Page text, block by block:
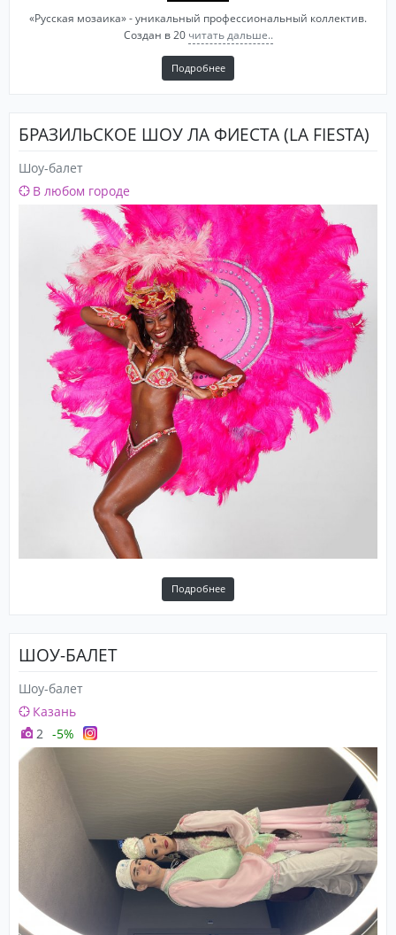
«Русская мозаика» - уникальный профессиональный коллектив.
Создан в 20 читать дальше..
Подробнее
БРАЗИЛЬСКОЕ ШОУ ЛА ФИЕСТА (LA FIESTA)
Шоу-балет
В любом городе
Подробнее
ШОУ-БАЛЕТ
Шоу-балет
Казань
2 -5%